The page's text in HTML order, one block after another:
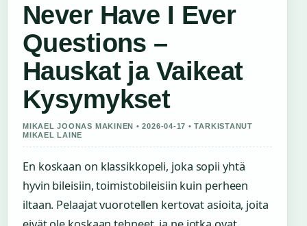
Never Have I Ever
Questions –
Hauskat ja Vaikeat
Kysymykset
MIKAEL JOONAS MAKINEN • 2026-04-17 • TARKISTANUT
MIKAEL LAINE
En koskaan on klassikkopeli, joka sopii yhtä
hyvin bileisiin, toimistobileisiin kuin perheen
iltaan. Pelaajat vuorotellen kertovat asioita, joita